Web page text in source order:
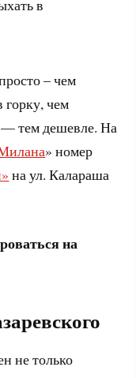
– чем
горку, чем
тем дешевле. На
» номер
на ул. Калараша
на
не только